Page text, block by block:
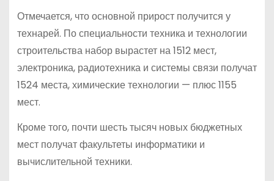
Отмечается, что основной прирост получится у
технарей. По специальности техника и технологии
строительства набор вырастет на 1512 мест,
электроника, радиотехника и системы связи получат
1524 места, химические технологии — плюс 1155
мест.
Кроме того, почти шесть тысяч новых бюджетных
мест получат факультеты информатики и
вычислительной техники.